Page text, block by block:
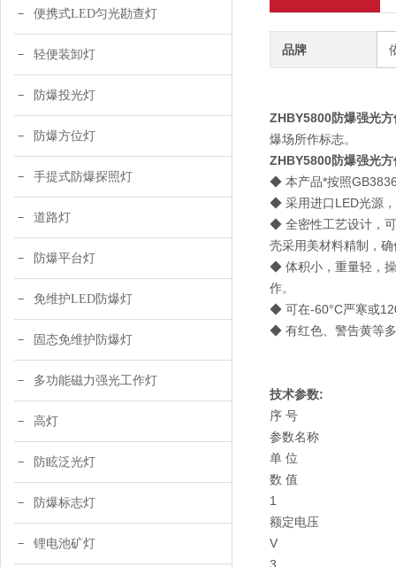
便携式LED匀光勘查灯
轻便装卸灯
防爆投光灯
防爆方位灯
手提式防爆探照灯
道路灯
防爆平台灯
免维护LED防爆灯
固态免维护防爆灯
多功能磁力强光工作灯
高灯
防眩泛光灯
防爆标志灯
锂电池矿灯
品牌
ZHBY5800防爆强光
爆场所作标志。
ZHBY5800防爆强光
◆ 本产品*按照
◆ 采用进口LED光源
◆ 全密性工艺设计，
壳采用美材料精制，
◆ 体积小，重量轻，
作。
◆ 可在-60°C严寒或
◆ 有红色、警告黄等
技术参数:
序 号
参数名称
单 位
数 值
1
额定电压
V